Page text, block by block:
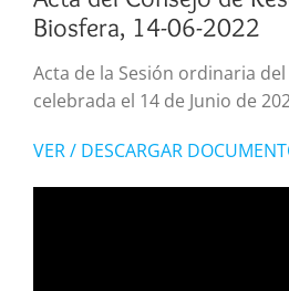
Biosfera, 14-06-2022
Acta de la Sesión ordinaria del
celebrada el 14 de Junio de
VER / DESCARGAR